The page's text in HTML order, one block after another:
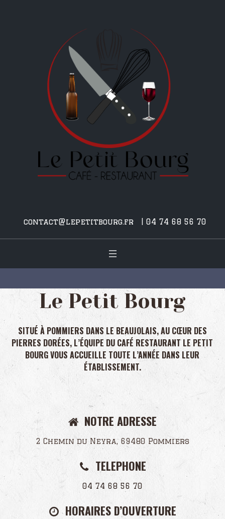
contact@lepetitbourg.fr | 04 74 68 56 70
Le Petit Bourg
SITUÉ À POMMIERS DANS LE BEAUJOLAIS, AU CŒUR DES
PIERRES DORÉES, L’ÉQUIPE DU CAFÉ RESTAURANT LE PETIT
BOURG VOUS ACCUEILLE TOUTE L’ANNÉE DANS LEUR
ÉTABLISSEMENT.
NOTRE ADRESSE
2 Chemin du Neyra, 69480 Pommiers
TELEPHONE
04 74 68 56 70
HORAIRES D’OUVERTURE